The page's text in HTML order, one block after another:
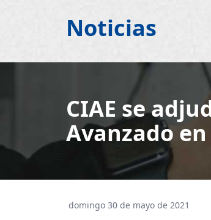
Noticias
CIAE se
Avanzado
domingo 30 de mayo de 2021